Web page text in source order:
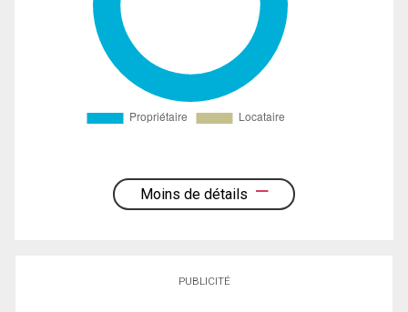
Moins de détails
PUBLICITÉ